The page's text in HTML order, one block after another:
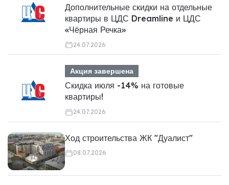
Дополнительные скидки на отдельные
квартиры в ЦДС Dreamline и ЦДС
«Чёрная Речка»
24.07.2026
Акция завершена
Скидка июля -14% на готовые
квартиры!
24.07.2026
Ход строительства ЖК "Дуалист"
08.07.2026